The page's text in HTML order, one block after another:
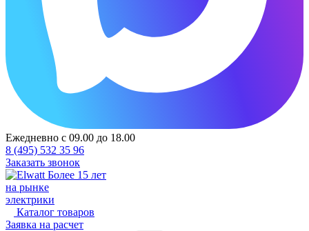
Ежедневно с 09.00 до 18.00
8 (495) 532 35 96
Заказать звонок
Более 15 лет
на рынке
электрики
Каталог товаров
Заявка на расчет